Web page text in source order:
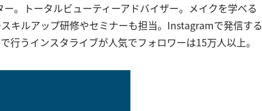
。トータルビューティーアドバイザー。メイクを学べる
キルアップ研修やセミナーも担当。Instagramで発信する
行うインスタライブが人気でフォロワーは15万人以上。